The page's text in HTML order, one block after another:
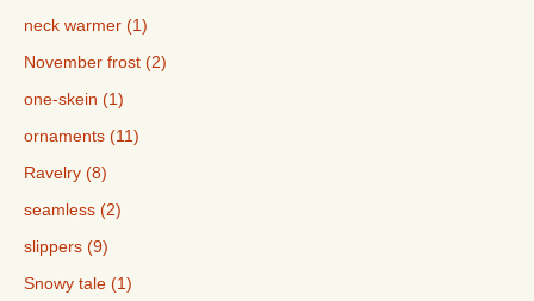
neck warmer (1)
November frost (2)
one-skein (1)
ornaments (11)
Ravelry (8)
seamless (2)
slippers (9)
Snowy tale (1)